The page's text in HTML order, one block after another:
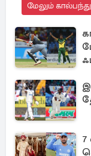
மேலும்
7